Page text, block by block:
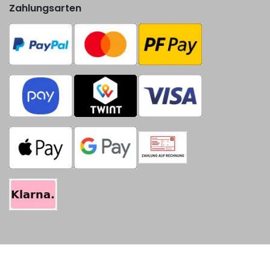
Zahlungsarten